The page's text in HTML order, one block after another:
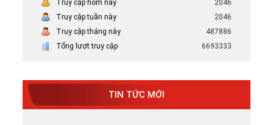
Truy cập hôm nay
2046
Truy cập tuần này
2046
Truy cập tháng này
487886
Tổng lượt truy cập
6693333
TIN TỨC MỚI
Bán Mực in Canon chính hãng uy tín tại
HCM